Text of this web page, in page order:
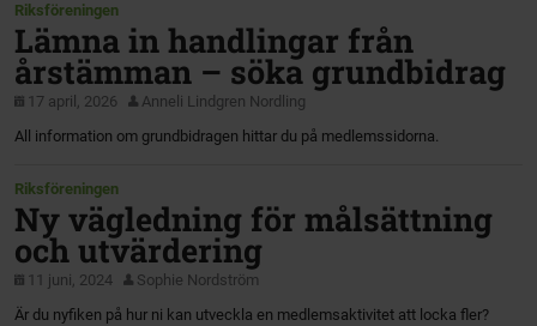
Riksföreningen
Lämna in handlingar från
årstämman – söka grundbidrag
17 april, 2026
Anneli Lindgren Nordling
All information om grundbidragen hittar du på medlemssidorna.
Riksföreningen
Ny vägledning för målsättning
och utvärdering
11 juni, 2024
Sophie Nordström
Är du nyfiken på hur ni kan utveckla en medlemsaktivitet att locka fler?